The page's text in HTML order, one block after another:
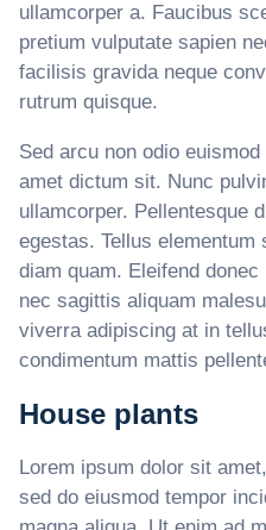
ullamcorper a. Faucibus
pretium vulputate sapien
facilisis gravida neque
rutrum quisque.
Sed arcu non odio
amet dictum sit. Nunc
ullamcorper. Pellentesque
egestas. Tellus
diam quam. Eleifend
nec sagittis aliquam
viverra adipiscing at in
condimentum mattis
House plants
Lorem ipsum dolor sit
sed do eiusmod tempor